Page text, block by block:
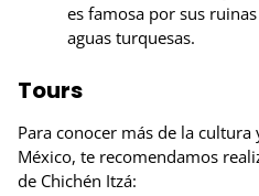
es famosa por sus
aguas turquesas.
Tours
Para conocer más de la
México, te recomendamos
de Chichén Itzá: